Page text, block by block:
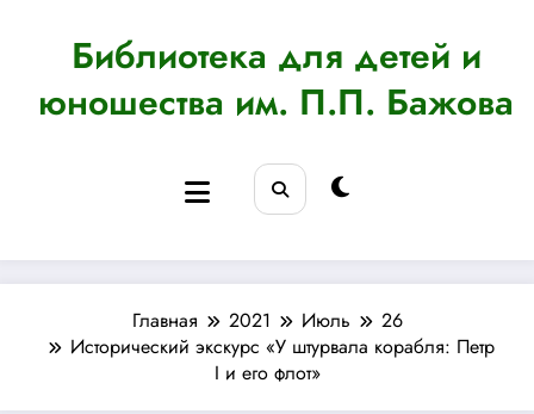
содержимомуБиблиотека для детей и
юношества им. П.П. Бажова
Главная 2021 Июль
26
Исторический экскурс «У штурвала корабля: Петр
I и его флот»